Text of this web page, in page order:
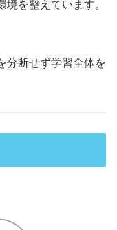
を整えています。
分断せず学習全体を